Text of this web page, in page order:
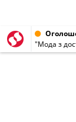
"Мода з